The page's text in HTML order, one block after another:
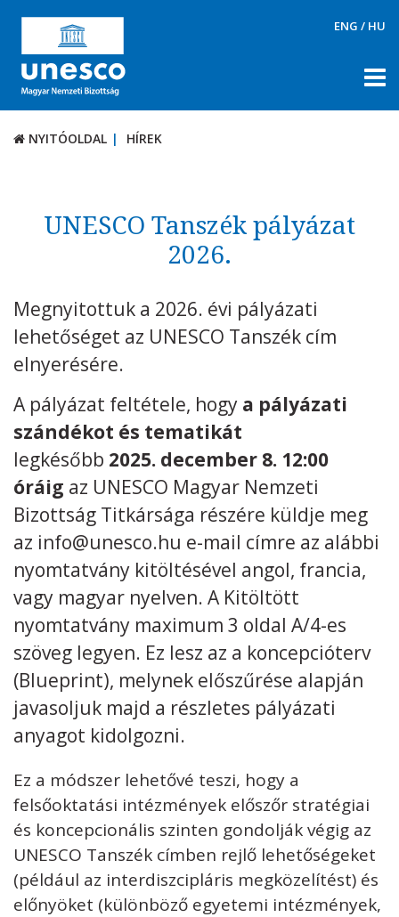
ENG / HU
NYITÓOLDAL HÍREK
TÉMÁK
DOKUMENTUMTÁR
KAPCSOLAT
Kövess minket unescohungary
RSS
NYITÓOLDAL HÍREK
UNESCO Tanszék pályázat
2026.
Megnyitottuk a 2026. évi pályázati
lehetőséget az UNESCO Tanszék cím
elnyerésére.
A pályázat feltétele, hogy a pályázati
szándékot és tematikát
legkésőbb 2025. december 8. 12:00
óráig az UNESCO Magyar Nemzeti
Bizottság Titkársága részére küldje meg
az info@unesco.hu e-mail címre az alábbi
nyomtatvány kitöltésével angol, francia,
vagy magyar nyelven. A Kitöltött
nyomtatvány maximum 3 oldal A/4-es
szöveg legyen. Ez lesz az a koncepcióterv
(Blueprint), melynek előszűrése alapján
javasoljuk majd a részletes pályázati
anyagot kidolgozni.
Ez a módszer lehetővé teszi, hogy a
felsőoktatási intézmények előszőr stratégiai
és koncepcionális szinten gondolják végig az
UNESCO Tanszék címben rejlő lehetőségeket
(például az interdiszcipláris megközelítést) és
előnyöket (különböző egyetemi intézmények,